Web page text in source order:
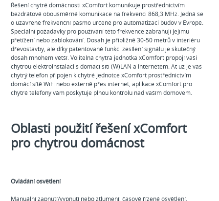
Řešení chytré domácnosti xComfort komunikuje prostřednictvím
bezdrátové obousměrné komunikace na frekvenci 868,3 MHz. Jedná se
o uzavřené frekvenční pásmo určené pro automatizaci budov v Evropě.
Speciální požadavky pro používání této frekvence zabraňují jejímu
přetížení nebo zablokování. Dosah je přibližně 30-50 metrů v interiéru
dřevostavby, ale díky patentované funkci zesílení signálu je skutečný
dosah mnohem větší. Volitelná chytrá jednotka xComfort propojí vaši
chytrou elektroinstalaci s domácí sítí (W)LAN a internetem. Ať už je váš
chytrý telefon připojen k chytré jednotce xComfort prostřednictvím
domácí sítě WiFi nebo externě přes internet, aplikace xComfort pro
chytré telefony vám poskytuje plnou kontrolu nad vaším domovem.
Oblasti použití řešení xComfort
pro chytrou domácnost
Ovládání osvětlení
Manuální zapnutí/vypnutí nebo ztlumení, časově řízené osvětlení,